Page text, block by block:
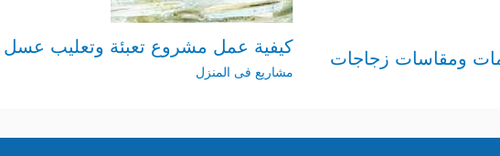
ومقاسات زجاجات
كيفية عمل مشروع تعبئة وتعليب
مشاريع فى المنزل